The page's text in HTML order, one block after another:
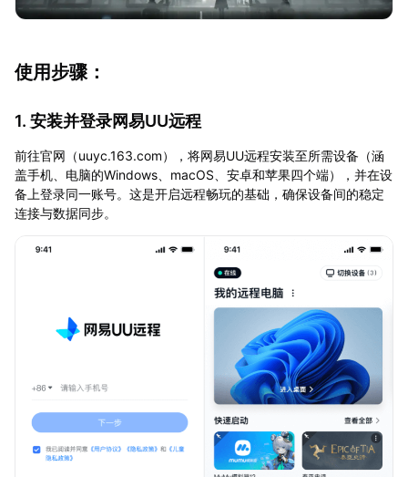
使用步骤：
1. 安装并登录网易UU远程
前往官网（uuyc.163.com），将网易UU远程安装至所需设备（涵
盖手机、电脑的Windows、macOS、安卓和苹果四个端），并在设
备上登录同一账号。这是开启远程畅玩的基础，确保设备间的稳定
连接与数据同步。